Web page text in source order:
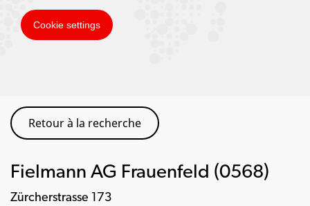
Retour à la recherche
Fielmann AG Frauenfeld (0568)
Zürcherstrasse 173
Cookie settings